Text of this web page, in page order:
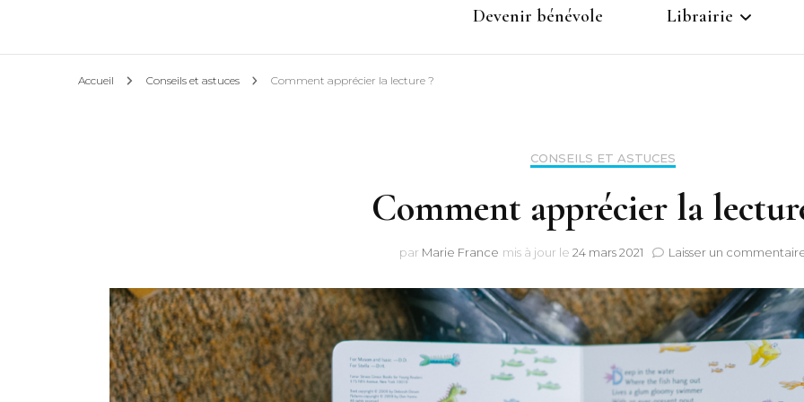
Devenir bénévole
Librairie
Accueil Conseils et astuces Comment apprécier la lecture ?
CONSEILS ET ASTUCES
Comment apprécier la
par Marie France mis à jour le 24 mars 2021 Laisser un